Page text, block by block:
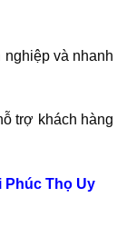
nghiệp và nhanh
trợ khách hàng
Phúc Thọ Uy